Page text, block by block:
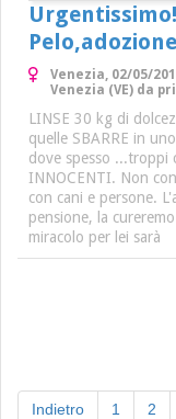
Venezia, 02/05/
Venezia (VE) da
LINSE 30 kg di
quelle SBARRE in
dove spesso ...troppi
INNOCENTI. Non
con cani e persone.
pensione, la
miracolo per lei sarà
Indietro 1 2